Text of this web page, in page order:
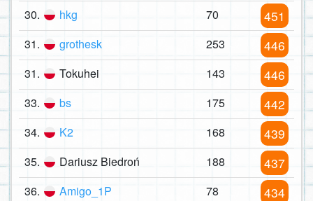
30. hkg 70 451
31. grothesk 253 446
31. Tokuhei 143 446
33. bs 175 442
34. K2 168 439
35. Dariusz Biedroń 188 437
36. Amigo_1P 78 434